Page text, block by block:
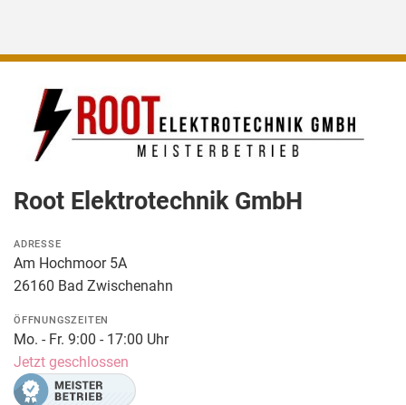
Root Elektrotechnik GmbH
ADRESSE
Am Hochmoor 5A
26160 Bad Zwischenahn
ÖFFNUNGSZEITEN
Mo. - Fr. 9:00 - 17:00 Uhr
Jetzt geschlossen